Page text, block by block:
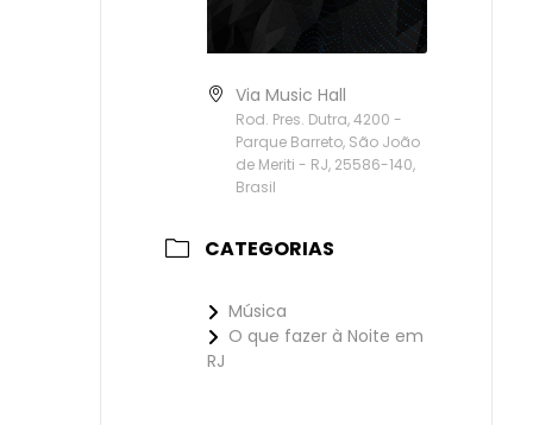
Via Music Hall
Rod. Pres. Dutra, 4200 -
Parque Barreto, São João
de Meriti - RJ, 25586-140,
Brasil
CATEGORIAS
Música
O que fazer à Noite em
RJ